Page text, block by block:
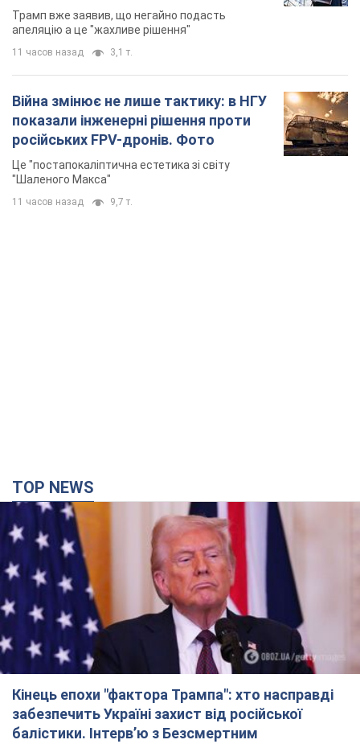
Трамп вже заявив, що негайно подасть
апеляцію а це "жахливе рішення"
11 часов назад 3,1 т.
Війна змінює не лише тактику: в НГУ
показали інженерні рішення проти
російських FPV-дронів. Фото
Це "постапокаліптична естетика зі світу
"Шаленого Макса"
11 часов назад 9,7 т.
TOP NEWS
Кінець епохи "фактора Трампа": хто насправді
забезпечить Україні захист від російської
балістики. Інтерв’ю з Безсмертним